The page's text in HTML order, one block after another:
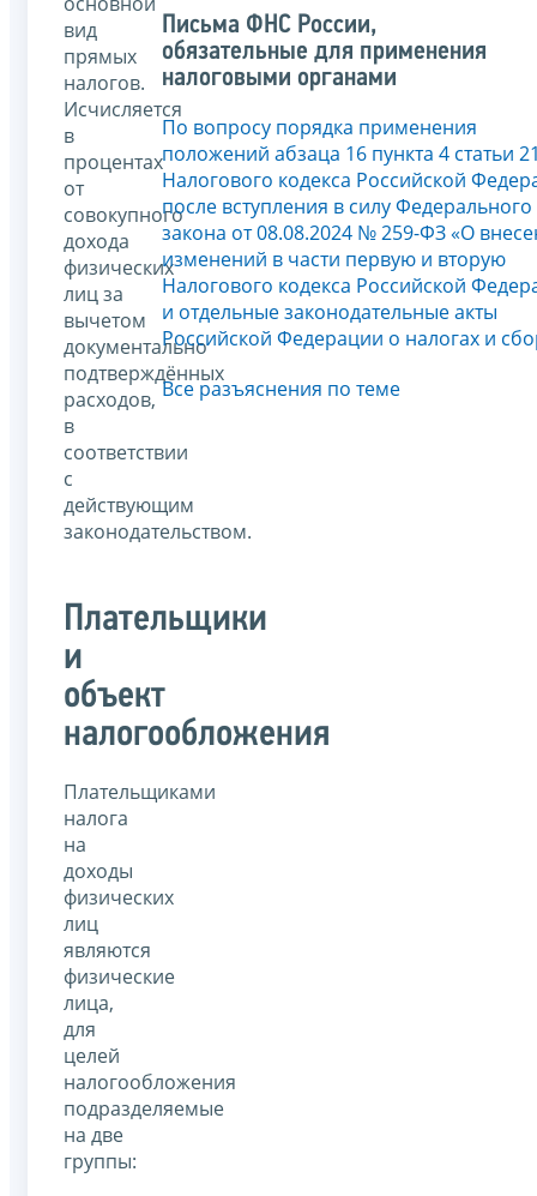
вид
прямых
налогов.
Исчисляется
в
процентах
от
совокупного
дохода
физических
лиц за
вычетом
документально
подтверждённых
расходов,
в
соответствии
с
действующим
законодательством.
Плательщики
и
объект
налогообложения
Плательщиками
налога
на
доходы
физических
лиц
являются
физические
лица,
для
целей
налогообложения
подразделяемые
на две
группы:
Письма ФНС России,
обязательные для применения
налоговыми органами
По вопросу порядка применения
положений абзаца 16 пункта 4 статьи
Налогового кодекса Российской
после вступления в силу Федерального
закона от 08.08.2024 № 259-ФЗ «О
изменений в части первую и вторую
Налогового кодекса Российской
и отдельные законодательные акты
Российской Федерации о налогах и
Все разъяснения по теме